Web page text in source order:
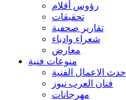
رؤوس أقلام
تحقيقات
تقارير صحفية
شعراء وادباء
معارض
منوعات فنية
احدث الاعمال الفنية
فنان العرب نيوز
مهرجانات